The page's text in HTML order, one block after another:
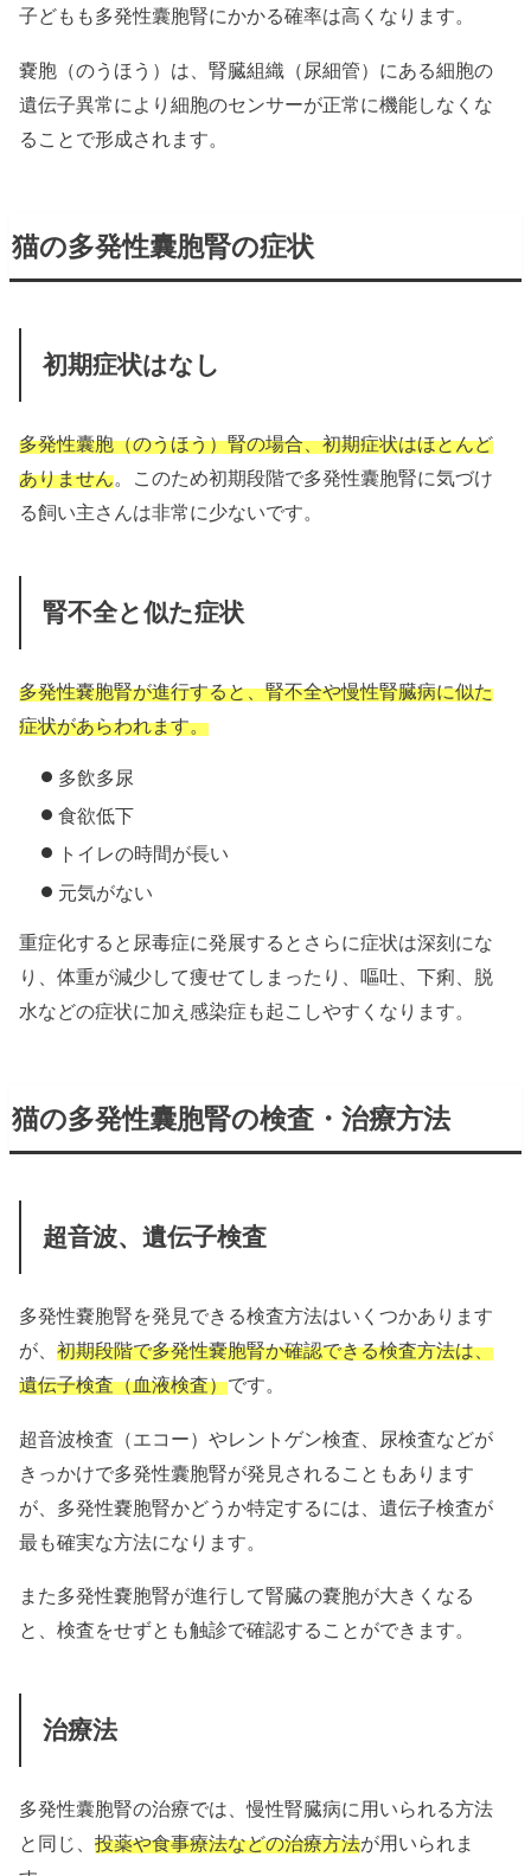
子どもも多発性囊胞腎にかかる確率は高くなります。
嚢胞（のうほう）は、腎臓組織（尿細管）にある細胞の
遺伝子異常により細胞のセンサーが正常に機能しなくな
ることで形成されます。
猫の多発性囊胞腎の症状
初期症状はなし
多発性囊胞（のうほう）腎の場合、初期症状はほとんど
ありません。このため初期段階で多発性囊胞腎に気づけ
る飼い主さんは非常に少ないです。
腎不全と似た症状
多発性嚢胞腎が進行すると、腎不全や慢性腎臓病に似た
症状があらわれます。
多飲多尿
食欲低下
トイレの時間が長い
元気がない
重症化すると尿毒症に発展するとさらに症状は深刻にな
り、体重が減少して痩せてしまったり、嘔吐、下痢、脱
水などの症状に加え感染症も起こしやすくなります。
猫の多発性囊胞腎の検査・治療方法
超音波、遺伝子検査
多発性嚢胞腎を発見できる検査方法はいくつかあります
が、初期段階で多発性嚢胞腎か確認できる検査方法は、
遺伝子検査（血液検査）です。
超音波検査（エコー）やレントゲン検査、尿検査などが
きっかけで多発性囊胞腎が発見されることもあります
が、多発性嚢胞腎かどうか特定するには、遺伝子検査が
最も確実な方法になります。
また多発性嚢胞腎が進行して腎臓の嚢胞が大きくなる
と、検査をせずとも触診で確認することができます。
治療法
多発性囊胞腎の治療では、慢性腎臓病に用いられる方法
と同じ、投薬や食事療法などの治療方法が用いられま